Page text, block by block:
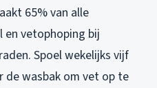
65% van alle
vetophoping bij
Spoel wekelijks vijf
de wasbak om vet op te